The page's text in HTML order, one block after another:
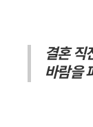
결혼 직
바람을